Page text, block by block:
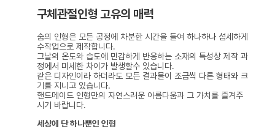
구체관절인형 고유의 매력
숨의 인형은 모든 공정에 차분한 시간을 들여 하나하나 섬세하게
수작업으로 제작합니다.
그날의 온도와 습도에 민감하게 반응하는 소재의 특성상 제작 과
정에서 미세한 차이가 발생할수 있습니다.
같은 디자인이라 하더라도 모든 결과물이 조금씩 다른 형태와 크
기를 지니고 있습니다.
핸드메이드 인형만의 자연스러운 아름다움과 그 가치를 즐겨주
시기 바랍니다.
세상에 단 하나뿐인 인형